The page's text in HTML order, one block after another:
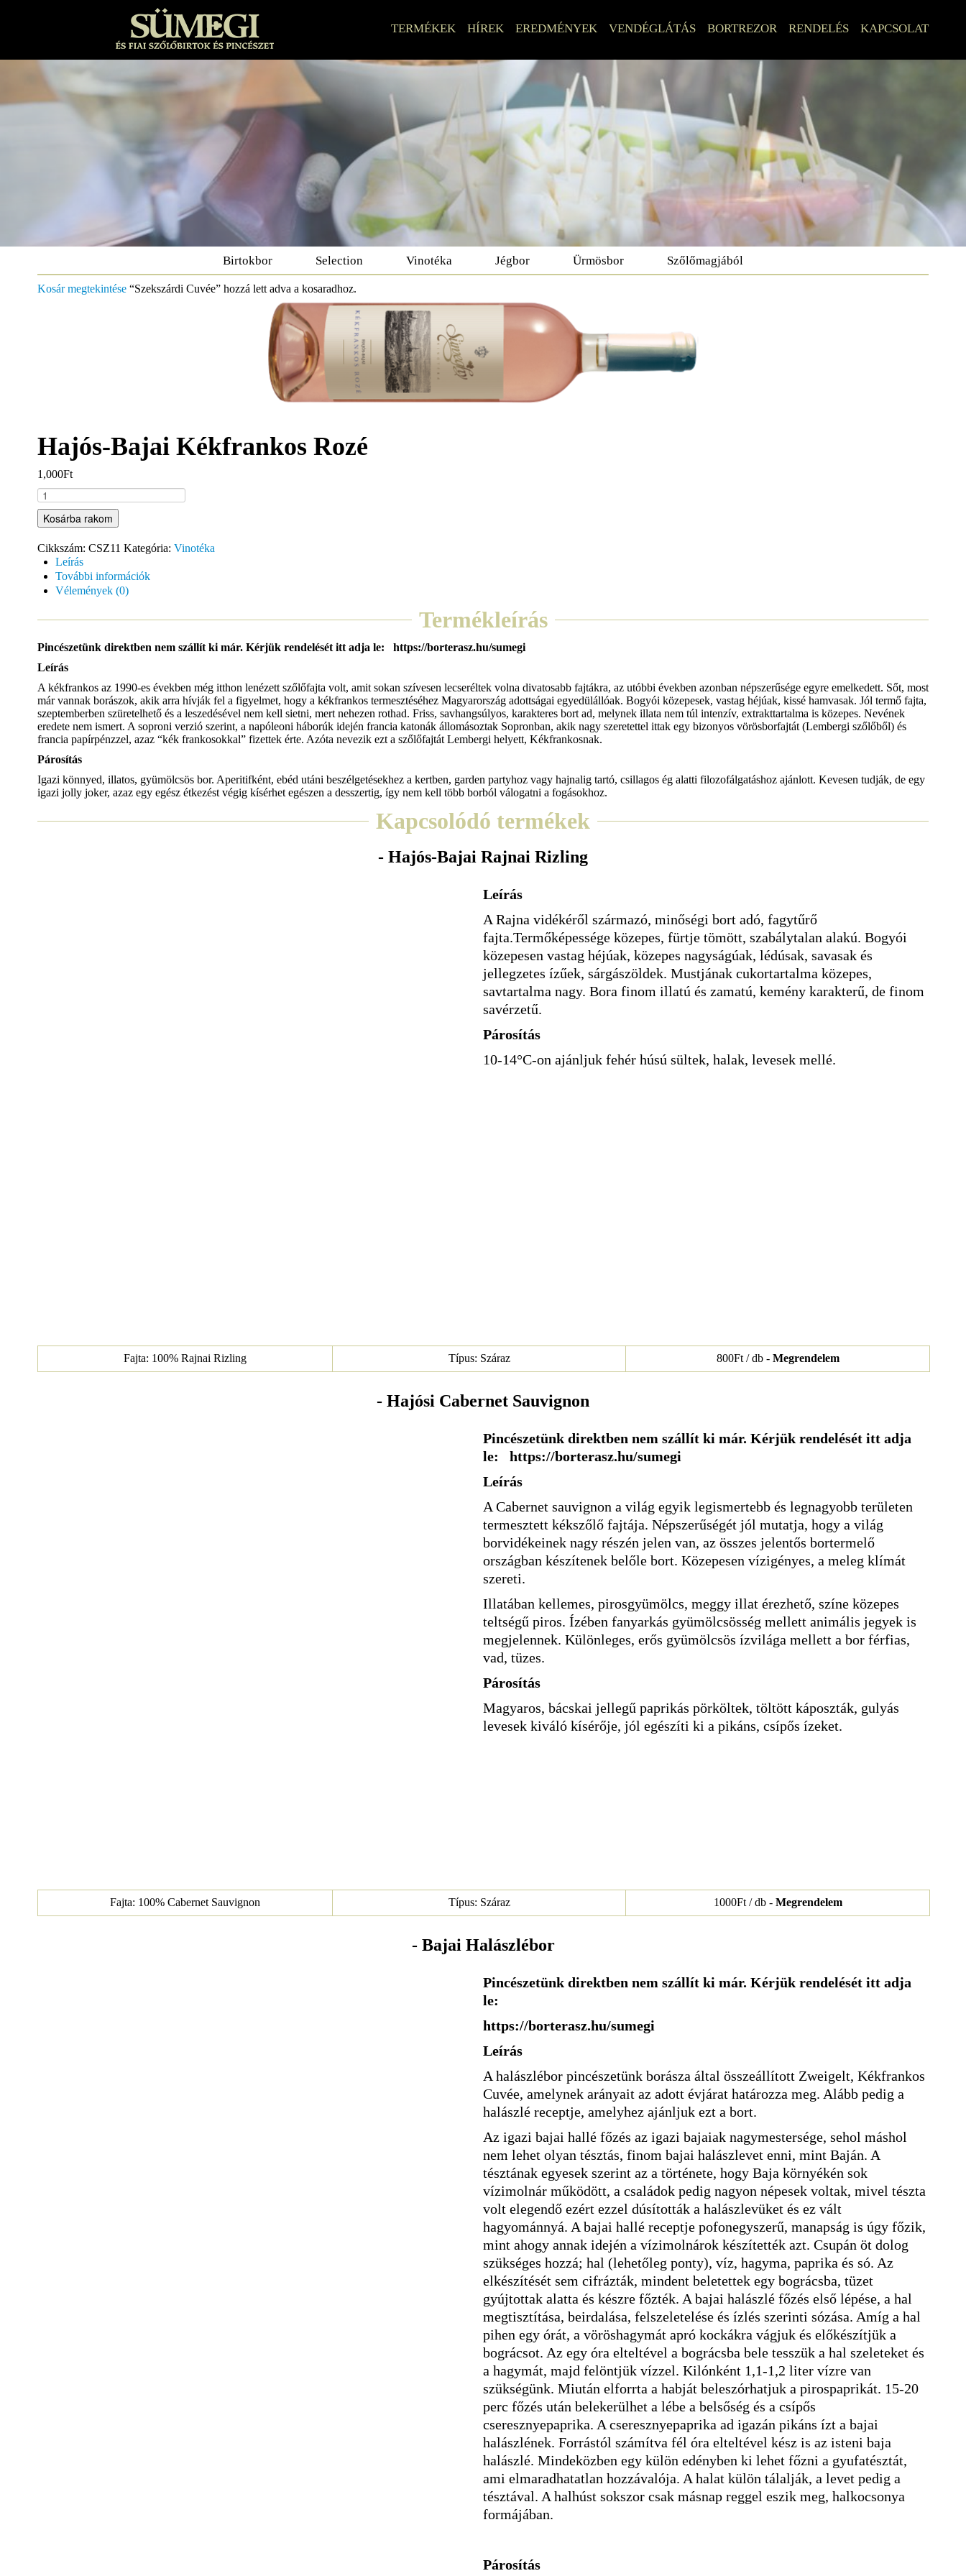
TERMÉKEK HÍREK EREDMÉNYEK VENDÉGLÁTÁS BORTREZOR RENDELÉS KAPCSOLAT
Birtokbor Selection Vinotéka Jégbor Ürmösbor Szőlőmagjából
Kosár megtekintése “Szekszárdi Cuvée” hozzá lett adva a kosaradhoz.
Hajós-Bajai Kékfrankos Rozé
1,000Ft
Kosárba rakom
Cikkszám: CSZ11 Kategória: Vinotéka
Leírás
További információk
Vélemények (0)
Termékleírás
Pincészetünk direktben nem szállít ki már. Kérjük rendelését itt adja le: https://borterasz.hu/sumegi
Leírás
A kékfrankos az 1990-es években még itthon lenézett szőlőfajta volt, amit sokan szívesen lecseréltek volna divatosabb fajtákra, az utóbbi években azonban népszerűsége egyre emelkedett. Sőt, most
már vannak borászok, akik arra hívják fel a figyelmet, hogy a kékfrankos termesztéséhez Magyarország adottságai egyedülállóak. Bogyói közepesek, vastag héjúak, kissé hamvasak. Jól termő fajta,
szeptemberben szüretelhető és a leszedésével nem kell sietni, mert nehezen rothad. Friss, savhangsúlyos, karakteres bort ad, melynek illata nem túl intenzív, extrakttartalma is közepes. Nevének
eredete nem ismert. A soproni verzió szerint, a napóleoni háborúk idején francia katonák állomásoztak Sopronban, akik nagy szeretettel ittak egy bizonyos vörösborfajtát (Lembergi szőlőből) és
francia papírpénzzel, azaz “kék frankosokkal” fizettek érte. Azóta nevezik ezt a szőlőfajtát Lembergi helyett, Kékfrankosnak.
Párosítás
Igazi könnyed, illatos, gyümölcsös bor. Aperitifként, ebéd utáni beszélgetésekhez a kertben, garden partyhoz vagy hajnalig tartó, csillagos ég alatti filozofálgatáshoz ajánlott. Kevesen tudják, de egy
igazi jolly joker, azaz egy egész étkezést végig kísérhet egészen a desszertig, így nem kell több borból válogatni a fogásokhoz.
Kapcsolódó termékek
- Hajós-Bajai Rajnai Rizling
Leírás
A Rajna vidékéről származó, minőségi bort adó, fagytűrő
fajta.Termőképessége közepes, fürtje tömött, szabálytalan alakú. Bogyói
közepesen vastag héjúak, közepes nagyságúak, lédúsak, savasak és
jellegzetes ízűek, sárgászöldek. Mustjának cukortartalma közepes,
savtartalma nagy. Bora finom illatú és zamatú, kemény karakterű, de finom
savérzetű.
Párosítás
10-14°C-on ajánljuk fehér húsú sültek, halak, levesek mellé.
Fajta: 100% Rajnai Rizling Típus: Száraz 800Ft / db - Megrendelem
- Hajósi Cabernet Sauvignon
Pincészetünk direktben nem szállít ki már. Kérjük rendelését itt adja
le: https://borterasz.hu/sumegi
Leírás
A Cabernet sauvignon a világ egyik legismertebb és legnagyobb területen
termesztett kékszőlő fajtája. Népszerűségét jól mutatja, hogy a világ
borvidékeinek nagy részén jelen van, az összes jelentős bortermelő
országban készítenek belőle bort. Közepesen vízigényes, a meleg klímát
szereti.
Illatában kellemes, pirosgyümölcs, meggy illat érezhető, színe közepes
teltségű piros. Ízében fanyarkás gyümölcsösség mellett animális jegyek is
megjelennek. Különleges, erős gyümölcsös ízvilága mellett a bor férfias,
vad, tüzes.
Párosítás
Magyaros, bácskai jellegű paprikás pörköltek, töltött káposzták, gulyás
levesek kiváló kísérője, jól egészíti ki a pikáns, csípős ízeket.
Fajta: 100% Cabernet Sauvignon Típus: Száraz 1000Ft / db - Megrendelem
- Bajai Halászlébor
Pincészetünk direktben nem szállít ki már. Kérjük rendelését itt adja
le:
https://borterasz.hu/sumegi
Leírás
A halászlébor pincészetünk borásza által összeállított Zweigelt, Kékfrankos
Cuvée, amelynek arányait az adott évjárat határozza meg. Alább pedig a
halászlé receptje, amelyhez ajánljuk ezt a bort.
Az igazi bajai hallé főzés az igazi bajaiak nagymestersége, sehol máshol
nem lehet olyan tésztás, finom bajai halászlevet enni, mint Baján. A
tésztának egyesek szerint az a története, hogy Baja környékén sok
vízimolnár működött, a családok pedig nagyon népesek voltak, mivel tészta
volt elegendő ezért ezzel dúsították a halászlevüket és ez vált
hagyománnyá. A bajai hallé receptje pofonegyszerű, manapság is úgy főzik,
mint ahogy annak idején a vízimolnárok készítették azt. Csupán öt dolog
szükséges hozzá; hal (lehetőleg ponty), víz, hagyma, paprika és só. Az
elkészítését sem cifrázták, mindent beletettek egy bográcsba, tüzet
gyújtottak alatta és készre főzték. A bajai halászlé főzés első lépése, a hal
megtisztítása, beirdalása, felszeletelése és ízlés szerinti sózása. Amíg a hal
pihen egy órát, a vöröshagymát apró kockákra vágjuk és előkészítjük a
bográcsot. Az egy óra elteltével a bográcsba bele tesszük a hal szeleteket és
a hagymát, majd felöntjük vízzel. Kilónként 1,1-1,2 liter vízre van
szükségünk. Miután elforrta a habját beleszórhatjuk a pirospaprikát. 15-20
perc főzés után belekerülhet a lébe a belsőség és a csípős
cseresznyepaprika. A cseresznyepaprika ad igazán pikáns ízt a bajai
halászlének. Forrástól számítva fél óra elteltével kész is az isteni baja
halászlé. Mindeközben egy külön edényben ki lehet főzni a gyufatésztát,
ami elmaradhatatlan hozzávalója. A halat külön tálalják, a levet pedig a
tésztával. A halhúst sokszor csak másnap reggel eszik meg, halkocsonya
formájában.
Párosítás